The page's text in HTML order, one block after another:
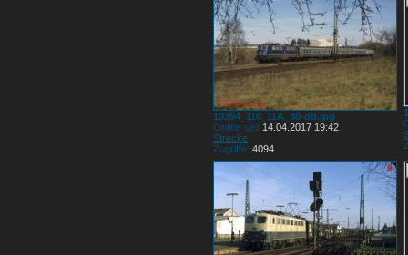
10394_110_11A_30-db.jpg
Online seit 14.04.2017 19:42
Strecke
Zugriffe: 4094